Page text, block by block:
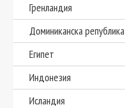
Гренландия
Доминиканска република
Египет
Индонезия
Исландия